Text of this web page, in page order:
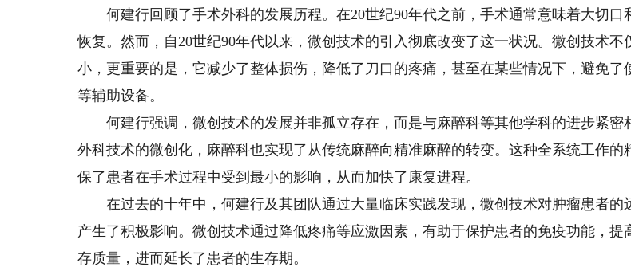
何建行回顾了手术外科的发展历程。在20世纪90年代之前，手术通常意味着大切口
恢复。然而，自20世纪90年代以来，微创技术的引入彻底改变了这一状况。微创技术不
小，更重要的是，它减少了整体损伤，降低了刀口的疼痛，甚至在某些情况下，避免了
等辅助设备。
何建行强调，微创技术的发展并非孤立存在，而是与麻醉科等其他学科的进步紧密
外科技术的微创化，麻醉科也实现了从传统麻醉向精准麻醉的转变。这种全系统工作的
保了患者在手术过程中受到最小的影响，从而加快了康复进程。
在过去的十年中，何建行及其团队通过大量临床实践发现，微创技术对肿瘤患者的
产生了积极影响。微创技术通过降低疼痛等应激因素，有助于保护患者的免疫功能，提
存质量，进而延长了患者的生存期。